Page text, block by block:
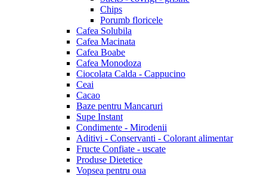
Chips
Porumb floricele
Cafea Solubila
Cafea Macinata
Cafea Boabe
Cafea Monodoza
Ciocolata Calda - Cappucino
Ceai
Cacao
Baze pentru Mancaruri
Supe Instant
Condimente - Mirodenii
Aditivi - Conservanti - Colorant alimentar
Fructe Confiate - uscate
Produse Dietetice
Vopsea pentru oua